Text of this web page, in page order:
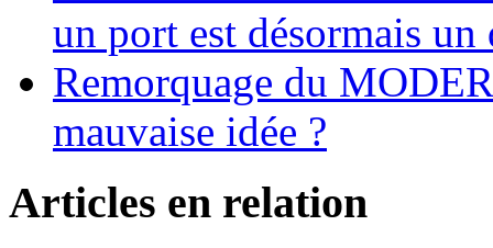
un port est désormais un
Remorquage du
mauvaise idée ?
Articles en relation